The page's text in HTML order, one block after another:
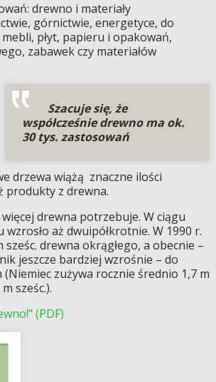
drewno i materiały
górnictwie, energetyce, do
płyt, papieru i opakowań,
zabawek czy materiałów
Szacuje się, że
współcześnie drewno ma ok.
30 tys. zastosowań
drzewa wiążą znaczne ilości
produkty z drewna.
drewna potrzebuje. W ciągu
aż dwuipółkrotnie. W 1990 r.
drewna okrągłego, a obecnie –
jeszcze bardziej wzrośnie – do
zużywa rocznie średnio 1,7 m
sześc.).
(PDF)